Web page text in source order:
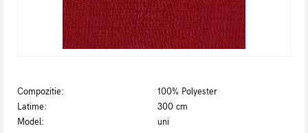
Compozitie:
100% Polyester
Latime:
300 cm
Model:
uni